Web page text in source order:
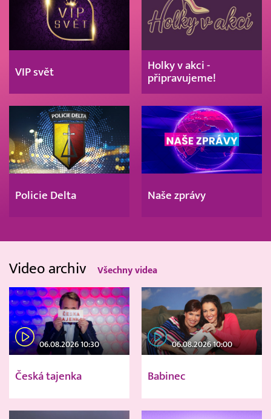
VIP svět
Holky v akci -
připravujeme!
Policie Delta Naše zprávy
Video archiv Všechny videa
06.08.2026 10:30
Česká tajenka
06.08.2026 10:00
Babinec